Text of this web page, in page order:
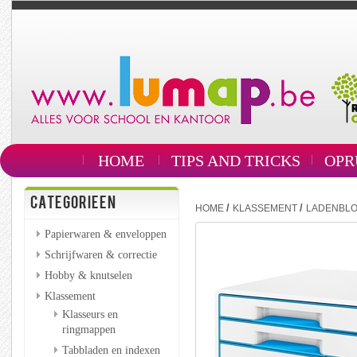
HOME TIPS AND TRICKS
CATEGORIEEN
Papierwaren & enveloppen
Schrijfwaren & correctie
Hobby & knutselen
Klassement
Klasseurs en
ringmappen
Tabbladen en indexen
HOME / KLASSEMENT /